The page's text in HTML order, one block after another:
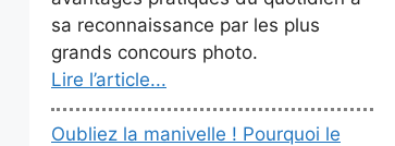
sa reconnaissance par les plus
grands concours photo.
Lire l’article...
Oubliez la manivelle ! Pourquoi le